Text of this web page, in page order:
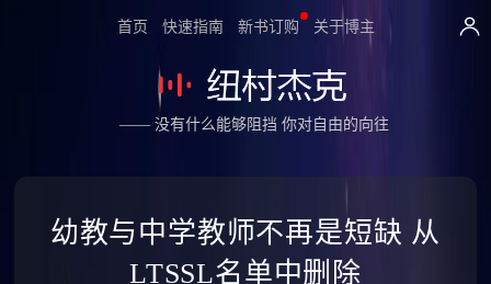
首页 快速指南 新书订购 关于博主
—— 没有什么能够阻挡 你对自由的向往
幼教与中学教师不再是短缺 从
LTSSL名单中删除